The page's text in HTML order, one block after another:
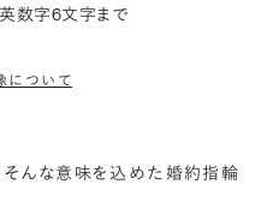
数字6文字まで
について
そんな意味を込めた婚約指輪